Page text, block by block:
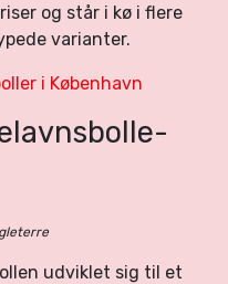
og står i kø i flere
varianter.
i København
udviklet sig til et